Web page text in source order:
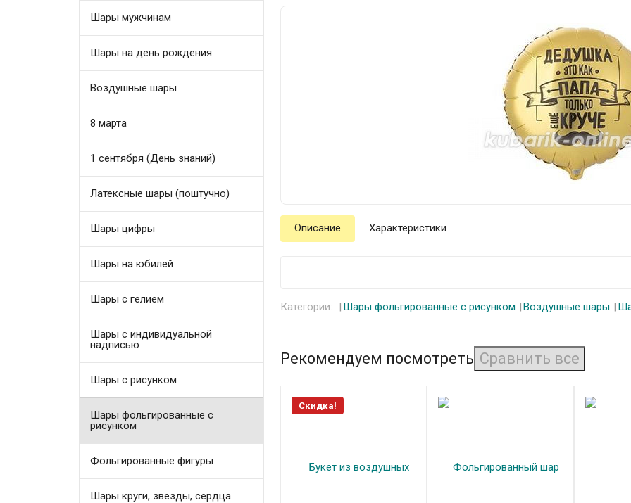
Шары мужчинам
Шары на день рождения
Воздушные шары
8 марта
1 сентября (День знаний)
Латексные шары (поштучно)
Шары цифры
Шары на юбилей
Шары с гелием
Шары с индивидуальной
надписью
Шары с рисунком
Шары фольгированные с
рисунком
Фольгированные фигуры
Шары круги, звезды, сердца
Описание Характеристики
Категории: Шары фольгированные с рисунком Воздушные шары
Рекомендуем посмотреть
Скидка!